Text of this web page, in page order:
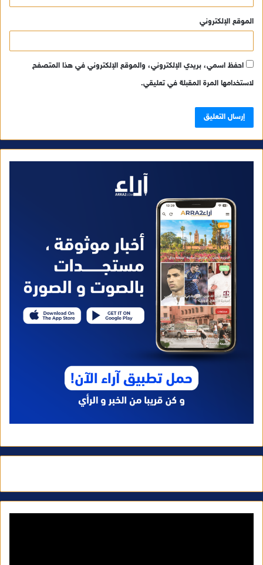
الموقع الإلكتروني
احفظ اسمي، بريدي الإلكتروني، والموقع الإلكتروني في هذا المتصفح
لاستخدامها المرة المقبلة في تعليقي.